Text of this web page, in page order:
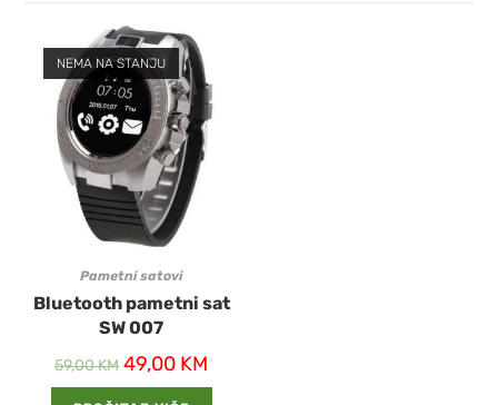
NEMA NA STANJU
Pametni satovi
Bluetooth pametni sat
SW 007
59,00KM 49,00 KM